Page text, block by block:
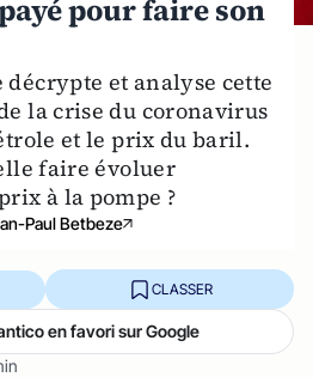
pour faire son
décrypte et analyse cette
la crise du coronavirus
et le prix du baril.
faire évoluer
à la pompe ?
Paul Betbeze
CLASSER
en favori sur Google